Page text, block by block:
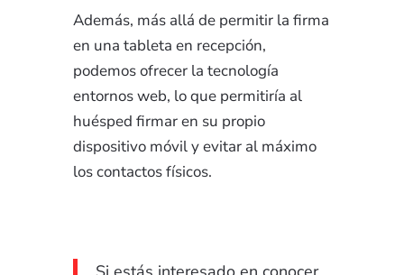
Además, más allá de permitir la firma
en una tableta en recepción,
podemos ofrecer la tecnología
entornos web, lo que permitiría al
huésped firmar en su propio
dispositivo móvil y evitar al máximo
los contactos físicos.